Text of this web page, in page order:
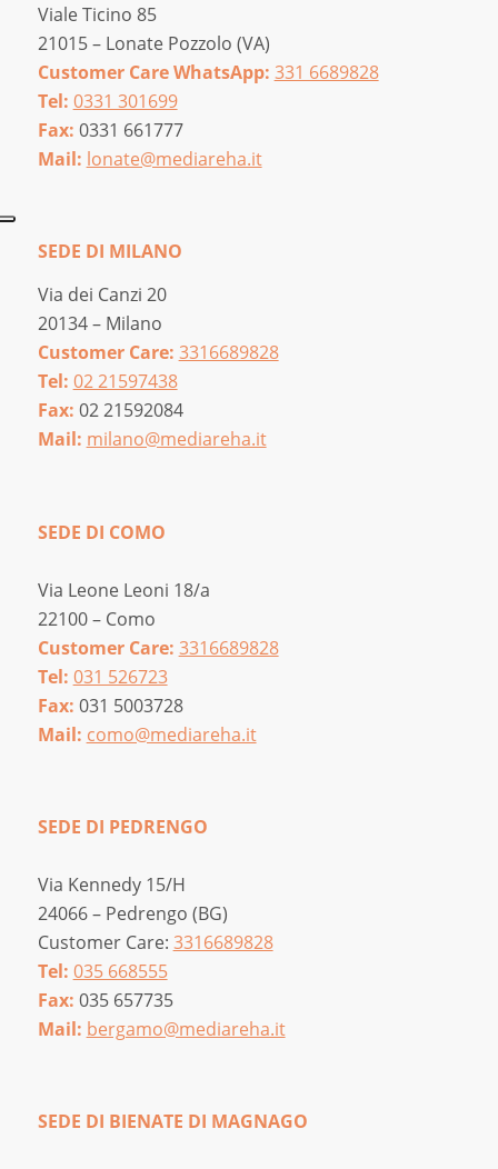
Viale Ticino 85
21015 – Lonate Pozzolo (VA)
Customer Care WhatsApp: 331 6689828
Tel: 0331 301699
Fax: 0331 661777
Mail: lonate@mediareha.it
SEDE DI MILANO
Via dei Canzi 20
20134 – Milano
Customer Care: 3316689828
Tel: 02 21597438
Fax: 02 21592084
Mail: milano@mediareha.it
SEDE DI COMO
Via Leone Leoni 18/a
22100 – Como
Customer Care: 3316689828
Tel: 031 526723
Fax: 031 5003728
Mail: como@mediareha.it
SEDE DI PEDRENGO
Via Kennedy 15/H
24066 – Pedrengo (BG)
Customer Care: 3316689828
Tel: 035 668555
Fax: 035 657735
Mail: bergamo@mediareha.it
SEDE DI BIENATE DI MAGNAGO